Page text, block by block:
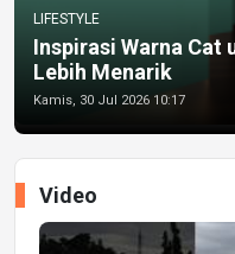
LIFESTYLE
Inspirasi Warna Cat
Lebih Menarik
Kamis, 30 Jul 2026 10:17
Video